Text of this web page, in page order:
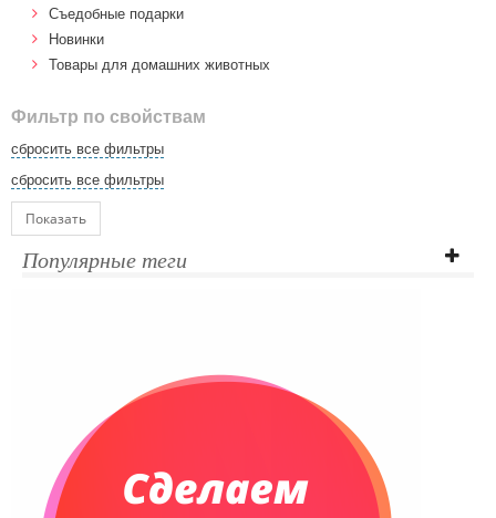
Cъедобные подарки
Новинки
Товары для домашних животных
Фильтр по свойствам
сбросить все фильтры
сбросить все фильтры
Показать
Популярные теги